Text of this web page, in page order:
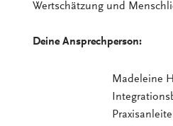
Wertschätzung und
Deine Ansprechperson:
Madeleine